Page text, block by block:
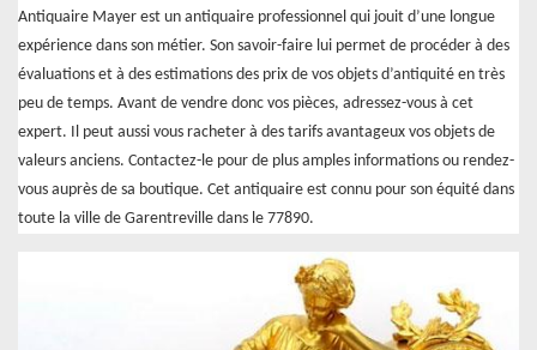
Antiquaire Mayer est un antiquaire professionnel qui jouit d’une longue
expérience dans son métier. Son savoir-faire lui permet de procéder à des
évaluations et à des estimations des prix de vos objets d’antiquité en très
peu de temps. Avant de vendre donc vos pièces, adressez-vous à cet
expert. Il peut aussi vous racheter à des tarifs avantageux vos objets de
valeurs anciens. Contactez-le pour de plus amples informations ou rendez-
vous auprès de sa boutique. Cet antiquaire est connu pour son équité dans
toute la ville de Garentreville dans le 77890.